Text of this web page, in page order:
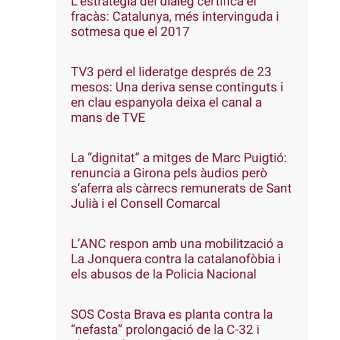
fracàs: Catalunya, més intervinguda i
sotmesa que el 2017
TV3 perd el lideratge després de 23
mesos: Una deriva sense continguts i
en clau espanyola deixa el canal a
mans de TVE
La “dignitat” a mitges de Marc Puigtió:
renuncia a Girona pels àudios però
s’aferra als càrrecs remunerats de Sant
Julià i el Consell Comarcal
L’ANC respon amb una mobilització a
La Jonquera contra la catalanofòbia i
els abusos de la Policia Nacional
SOS Costa Brava es planta contra la
“nefasta” prolongació de la C-32 i